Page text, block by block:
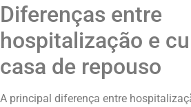
Diferenças entre
hospitalização e
casa de repouso
A principal diferença entre